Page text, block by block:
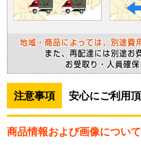
注意事項 安心にご利用
商品情報および画像について